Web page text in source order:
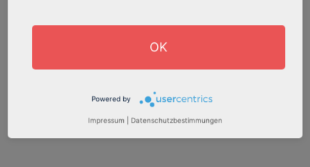
Statistisches Bundesamt: www.destatis.de
https://www.steinburg.de
OK
Powered by
Impressum Datenschutzbestimmungen